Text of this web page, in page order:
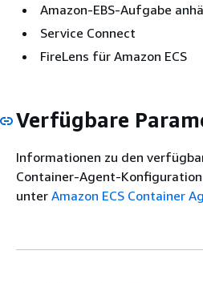
Amazon-EBS-Aufgabe
Service Connect
FireLens für Amazon ECS
Verfügbare
Informationen zu den
Container-Agent-
unter Amazon ECS Container